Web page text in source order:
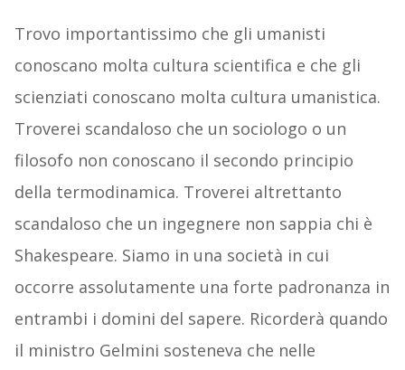
Trovo importantissimo che gli umanisti
conoscano molta cultura scientifica e che gli
scienziati conoscano molta cultura umanistica.
Troverei scandaloso che un sociologo o un
filosofo non conoscano il secondo principio
della termodinamica. Troverei altrettanto
scandaloso che un ingegnere non sappia chi è
Shakespeare. Siamo in una società in cui
occorre assolutamente una forte padronanza in
entrambi i domini del sapere. Ricorderà quando
il ministro Gelmini sosteneva che nelle